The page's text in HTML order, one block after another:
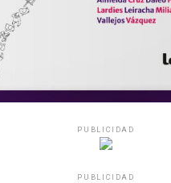
PUBLICIDAD
PUBLICIDAD